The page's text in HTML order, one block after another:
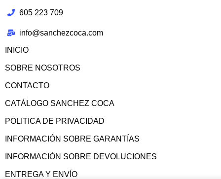
605 223 709
info@sanchezcoca.com
INICIO
SOBRE NOSOTROS
CONTACTO
CATÁLOGO SANCHEZ COCA
POLITICA DE PRIVACIDAD
INFORMACIÓN SOBRE GARANTÍAS
INFORMACIÓN SOBRE DEVOLUCIONES
ENTREGA Y ENVÍO